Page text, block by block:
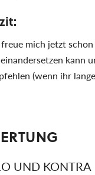
mich jetzt
kann
(wenn ihr
UND KONTRA